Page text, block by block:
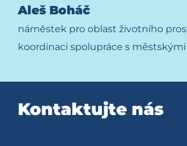
Aleš Boháč
náměstek pro oblast životního
koordinaci spolupráce s
Kontaktujte nás